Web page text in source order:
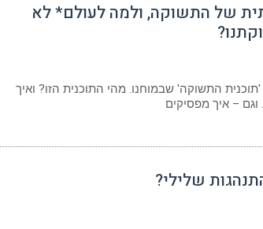
של התשוקה, ולמה לעולם* לא
התשוקה' שבמוחנו. מהי התוכנית הזו? ואיך
– איך מפסיקים
שלילי?